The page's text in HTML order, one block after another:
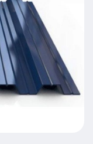
Доборные
элементы
Водосточная
система
Изоляция
Комплектующие
Смотреть
все
категории